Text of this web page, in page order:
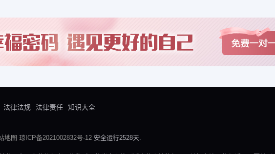
法律法规 法律责任 知识大全
地图 琼ICP备2021002832号-12 安全运行2528天.